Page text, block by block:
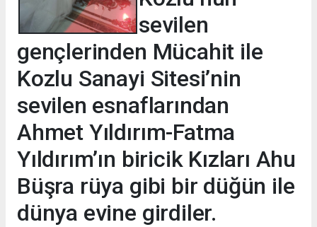
sevilen
gençlerinden Mücahit ile
Kozlu Sanayi Sitesi’nin
sevilen esnaflarından
Ahmet Yıldırım-Fatma
Yıldırım’ın biricik Kızları Ahu
Büşra rüya gibi bir düğün ile
dünya evine girdiler.